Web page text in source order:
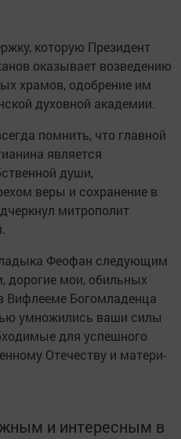
которую Президент
оказывает возведению
храмов, одобрение им
духовной академии.
помнить, что главной
является
души,
веры и сохранение в
митрополит
Феофан следующим
мои, обильных
Вифлееме Богомладенца
умножились ваши силы
для успешного
Отечеству и матери-
и интересным в